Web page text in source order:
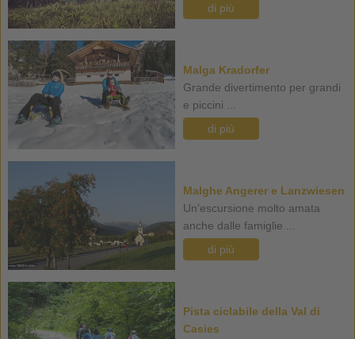
di più
Malga Kradorfer
Grande divertimento per grandi
e piccini ...
di più
Malghe Angerer e Lanzwiesen
Un'escursione molto amata
anche dalle famiglie ...
di più
Pista ciclabile della Val di
Casies